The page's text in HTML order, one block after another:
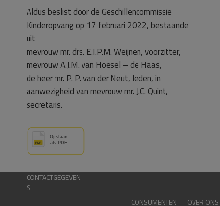
Aldus beslist door de Geschillencommissie
Kinderopvang op 17 februari 2022, bestaande
uit
mevrouw mr. drs. E.I.P.M. Weijnen, voorzitter,
mevrouw A.J.M. van Hoesel – de Haas,
de heer mr. P. P. van der Neut, leden, in
aanwezigheid van mevrouw mr. J.C. Quint,
secretaris.
CONTACTGEGEVEN
S
CONSUMENTEN
OVER ONS